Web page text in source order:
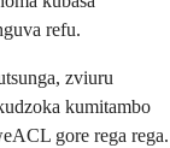
refu.
zviuru
kumitambo
gore rega rega.